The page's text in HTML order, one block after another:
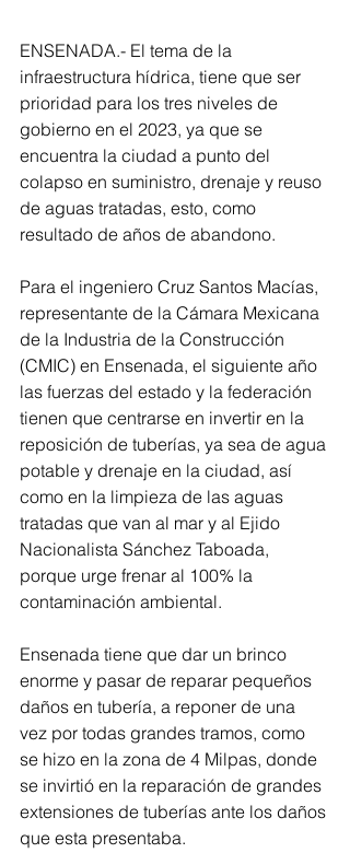
ENSENADA.- El tema de la
infraestructura hídrica, tiene que ser
prioridad para los tres niveles de
gobierno en el 2023, ya que se
encuentra la ciudad a punto del
colapso en suministro, drenaje y reuso
de aguas tratadas, esto, como
resultado de años de abandono.
Para el ingeniero Cruz Santos Macías,
representante de la Cámara Mexicana
de la Industria de la Construcción
(CMIC) en Ensenada, el siguiente año
las fuerzas del estado y la federación
tienen que centrarse en invertir en la
reposición de tuberías, ya sea de agua
potable y drenaje en la ciudad, así
como en la limpieza de las aguas
tratadas que van al mar y al Ejido
Nacionalista Sánchez Taboada,
porque urge frenar al 100% la
contaminación ambiental.
Ensenada tiene que dar un brinco
enorme y pasar de reparar pequeños
daños en tubería, a reponer de una
vez por todas grandes tramos, como
se hizo en la zona de 4 Milpas, donde
se invirtió en la reparación de grandes
extensiones de tuberías ante los daños
que esta presentaba.